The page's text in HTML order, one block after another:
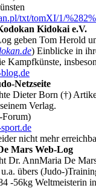
txt/tomXI/1/
Kidokai e.V.
geben Tom Herold
) Einblicke in
Kampfkünste,
Netzseite
Dieter Born (†)
Verlag.
Forum)
nicht mehr
Mars Web-Log
Dr. AnnMaria De
übers (Judo-
-56kg Weltmeisterin